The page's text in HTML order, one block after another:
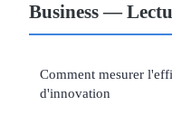
Business —
Comment mesurer
d'innovation